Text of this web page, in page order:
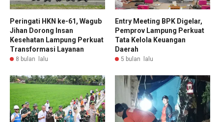
Peringati HKN ke-61, Wagub
Jihan Dorong Insan
Kesehatan Lampung Perkuat
Transformasi Layanan
8 bulan lalu
Entry Meeting BPK Digelar,
Pemprov Lampung Perkuat
Tata Kelola Keuangan
Daerah
5 bulan lalu